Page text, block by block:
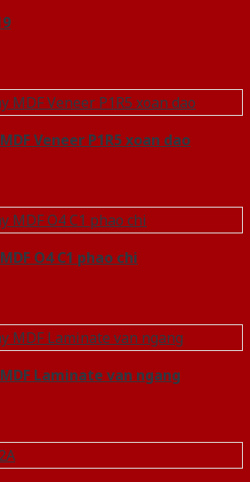
Veneer P1R5 xoan dao
O4 C1 phao chi
Laminate van ngang